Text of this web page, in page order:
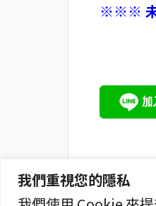
我們重視您的隱私
※※※ 未
泰國當地政治、經濟
時、客觀、多元的中